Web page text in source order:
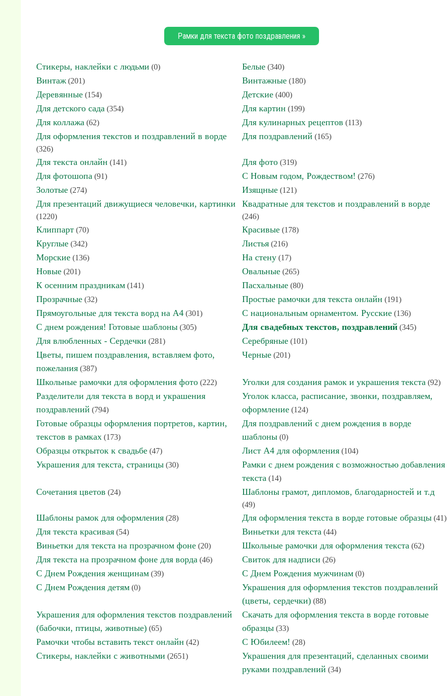
Рамки для текста фото поздравления »
Стикеры, наклейки с людьми (0) Белые (340)
Винтаж (201) Винтажные (180)
Деревянные (154) Детские (400)
Для детского сада (354) Для картин (199)
Для коллажа (62) Для кулинарных рецептов (113)
Для оформления текстов и поздравлений в ворде
(326)
Для поздравлений (165)
Для текста онлайн (141) Для фото (319)
Для фотошопа (91) С Новым годом, Рождеством! (276)
Золотые (274) Изящные (121)
Для презентаций движущиеся человечки, картинки
(1220)
Квадратные для текстов и поздравлений в ворде
(246)
Клиппарт (70) Красивые (178)
Круглые (342) Листья (216)
Морские (136) На стену (17)
Новые (201) Овальные (265)
К осенним праздникам (141) Пасхальные (80)
Прозрачные (32) Простые рамочки для текста онлайн (191)
Прямоугольные для текста ворд на А4 (301) С национальным орнаментом. Русские (136)
С днем рождения! Готовые шаблоны (305) Для свадебных текстов, поздравлений (345)
Для влюбленных - Сердечки (281) Серебряные (101)
Цветы, пишем поздравления, вставляем фото,
пожелания (387)
Черные (201)
Школьные рамочки для оформления фото (222) Уголки для создания рамок и украшения текста (92)
Разделители для текста в ворд и украшения
поздравлений (794)
Уголок класса, расписание, звонки, поздравляем,
оформление (124)
Готовые образцы оформления портретов, картин,
текстов в рамках (173)
Для поздравлений с днем рождения в ворде
шаблоны (0)
Образцы открыток к свадьбе (47) Лист А4 для оформления (104)
Украшения для текста, страницы (30)
Рамки с днем рождения с возможностью добавления
текста (14)
Сочетания цветов (24) Шаблоны грамот, дипломов, благодарностей и т.д
(49)
Шаблоны рамок для оформления (28) Для оформления текста в ворде готовые образцы (41)
Для текста красивая (54) Виньетки для текста (44)
Виньетки для текста на прозрачном фоне (20) Школьные рамочки для оформления текста (62)
Для текста на прозрачном фоне для ворда (46) Свиток для надписи (26)
С Днем Рождения женщинам (39) С Днем Рождения мужчинам (0)
С Днем Рождения детям (0)
Украшения для оформления текстов поздравлений
(цветы, сердечки) (88)
Украшения для оформления текстов поздравлений
(бабочки, птицы, животные) (65)
Скачать для оформления текста в ворде готовые
образцы (33)
Рамочки чтобы вставить текст онлайн (42) С Юбилеем! (28)
Стикеры, наклейки с животными (2651)
Украшения для презентаций, сделанных своими
руками поздравлений (34)